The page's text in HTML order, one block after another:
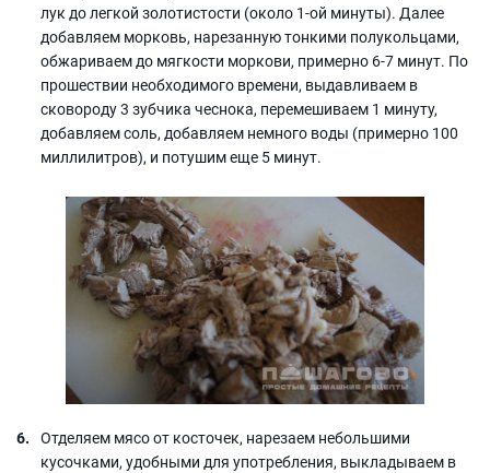
лук до легкой золотистости (около 1-ой минуты). Далее
добавляем морковь, нарезанную тонкими полукольцами,
обжариваем до мягкости моркови, примерно 6-7 минут. По
прошествии необходимого времени, выдавливаем в
сковороду 3 зубчика чеснока, перемешиваем 1 минуту,
добавляем соль, добавляем немного воды (примерно 100
миллилитров), и потушим еще 5 минут.
Отделяем мясо от косточек, нарезаем небольшими
кусочками, удобными для употребления, выкладываем в